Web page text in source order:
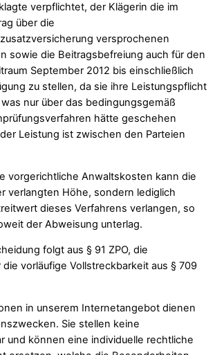
verpflichtet, der Klägerin die im
über die
versprochenen
sowie die Beitragsbefreiung auch für den
September 2012 bis einschließlich
zu stellen, da sie ihre Leistungspflicht
nur über das bedingungsgemäß
hätte geschehen
Leistung ist zwischen den Parteien
vorgerichtliche Anwaltskosten kann die
verlangten Höhe, sondern lediglich
dieses Verfahrens verlangen, so
der Abweisung unterlag.
folgt aus § 91 ZPO, die
vorläufige Vollstreckbarkeit aus § 709
in unserem Internetangebot dienen
Sie stellen keine
und können eine individuelle rechtliche